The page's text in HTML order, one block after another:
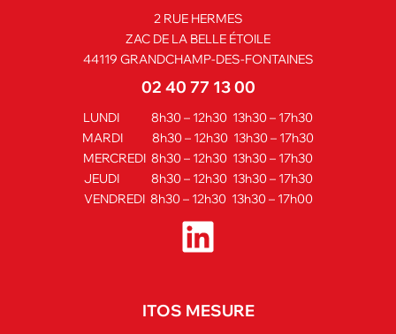
2 RUE HERMES
ZAC DE LA BELLE ÉTOILE
44119 GRANDCHAMP-DES-FONTAINES
02 40 77 13 00
LUNDI 8h30 – 12h30 13h30 – 17h30
MARDI 8h30 – 12h30 13h30 – 17h30
MERCREDI 8h30 – 12h30 13h30 – 17h30
JEUDI 8h30 – 12h30 13h30 – 17h30
VENDREDI 8h30 – 12h30 13h30 – 17h00
ITOS MESURE